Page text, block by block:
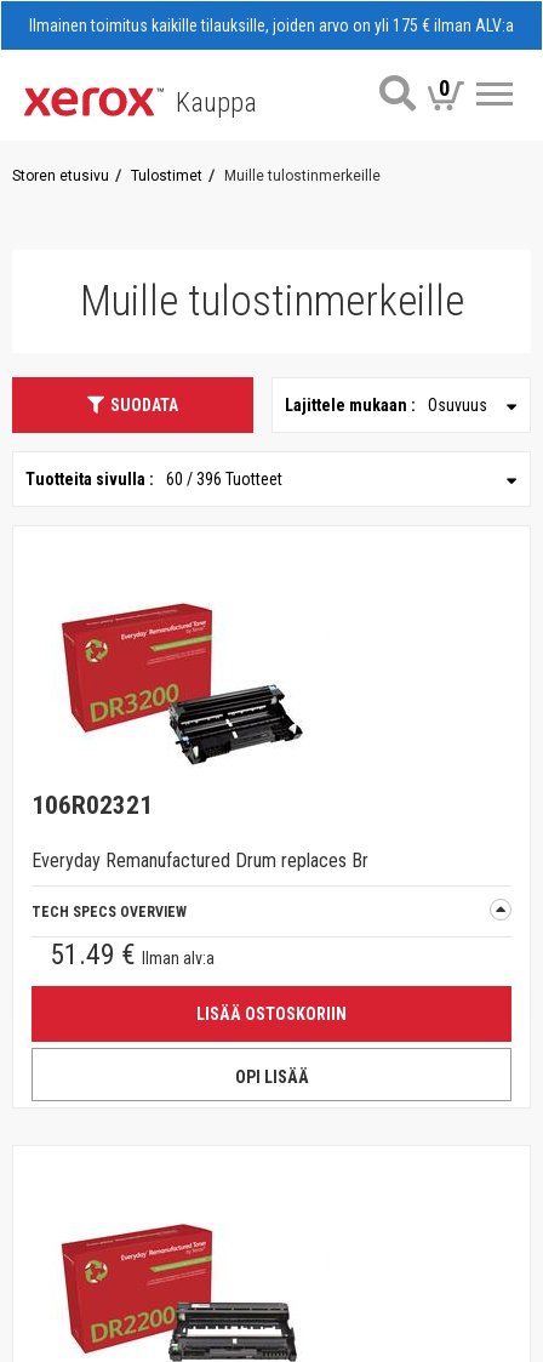
Ilmainen toimitus kaikille tilauksille, joiden arvo on yli 175 € ilman ALV:a
Kauppa 0
Storen etusivu Tulostimet Muille tulostinmerkeille
Muille tulostinmerkeille
SUODATA Lajittele mukaan : Osuvuus
Tuotteita sivulla : 60 / 396 Tuotteet
106R02321
Everyday Remanufactured Drum replaces Br
TECH SPECS OVERVIEW
51.49 € Ilman alv:a
LISÄÄ OSTOSKORIIN
OPI LISÄÄ